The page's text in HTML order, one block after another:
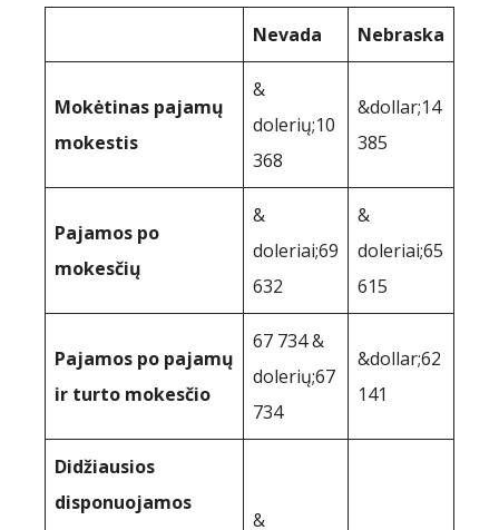
Nevada Nebraska
Mokėtinas pajamų
mokestis
&
dolerių;10
368
&dollar;14
385
Pajamos po
mokesčių
&
doleriai;69
632
&
doleriai;65
615
Pajamos po pajamų
ir turto mokesčio
67 734 &
dolerių;67
734
&dollar;62
141
Didžiausios
disponuojamos
&